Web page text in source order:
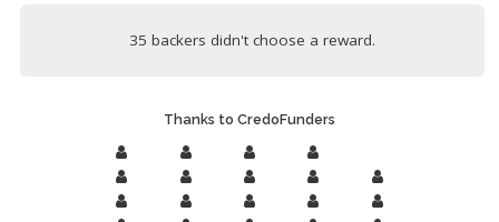
35 backers didn't choose a reward.
Thanks to CredoFunders